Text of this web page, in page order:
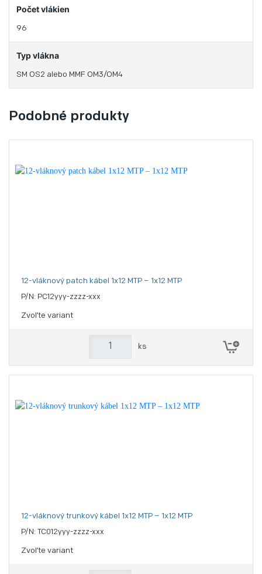
Počet vlákien
96
Typ vlákna
SM OS2 alebo MMF OM3/OM4
Podobné produkty
12-vláknový patch kábel 1x12 MTP – 1x12 MTP
P/N: PC12yyy-zzzz-xxx
Zvoľte variant
ks
12-vláknový trunkový kábel 1x12 MTP – 1x12 MTP
P/N: TC012yyy-zzzz-xxx
Zvoľte variant